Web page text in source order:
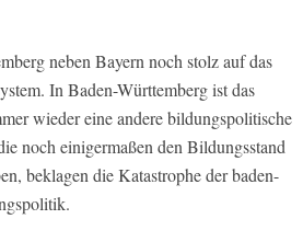
neben Bayern noch stolz auf das
In Baden-Württemberg ist das
wieder eine andere bildungspolitische
noch einigermaßen den Bildungsstand
beklagen die Katastrophe der baden-